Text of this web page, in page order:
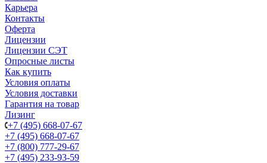
Карьера
Контакты
Оферта
Лицензии
Лицензии СЭТ
Опросные листы
Как купить
Условия оплаты
Условия доставки
Гарантия на товар
Лизинг
+7 (495) 668-07-67
+7 (495) 668-07-67
+7 (800) 777-29-67
+7 (495) 233-93-59